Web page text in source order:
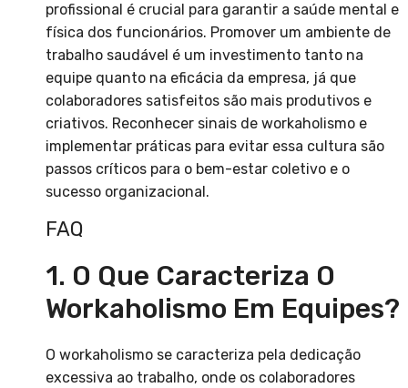
profissional é crucial para garantir a saúde mental e
física dos funcionários. Promover um ambiente de
trabalho saudável é um investimento tanto na
equipe quanto na eficácia da empresa, já que
colaboradores satisfeitos são mais produtivos e
criativos. Reconhecer sinais de workaholismo e
implementar práticas para evitar essa cultura são
passos críticos para o bem-estar coletivo e o
sucesso organizacional.
FAQ
1. O Que Caracteriza O
Workaholismo Em Equipes?
O workaholismo se caracteriza pela dedicação
excessiva ao trabalho, onde os colaboradores